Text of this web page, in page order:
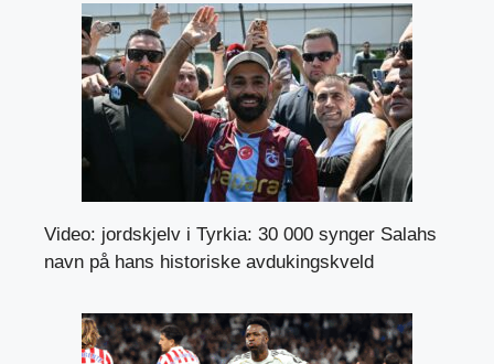
Video: jordskjelv i Tyrkia: 30 000 synger Salahs
navn på hans historiske avdukingskveld